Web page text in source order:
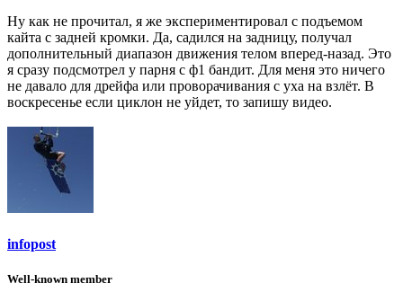
Ну как не прочитал, я же экспериментировал с подъемом
кайта с задней кромки. Да, садился на задницу, получал
дополнительный диапазон движения телом вперед-назад. Это
я сразу подсмотрел у парня с ф1 бандит. Для меня это ничего
не давало для дрейфа или проворачивания с уха на взлёт. В
воскресенье если циклон не уйдет, то запишу видео.
infopost
Well-known member